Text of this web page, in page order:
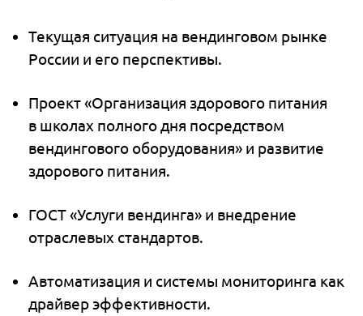
Текущая ситуация на вендинговом рынке
России и его перспективы.
Проект «Организация здорового питания
в школах полного дня посредством
вендингового оборудования» и развитие
здорового питания.
ГОСТ «Услуги вендинга» и внедрение
отраслевых стандартов.
Автоматизация и системы мониторинга как
драйвер эффективности.